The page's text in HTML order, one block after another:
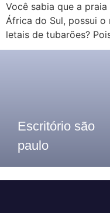
Você sabia que a
África do Sul, possui
letais de tubarões?
Escritório são
paulo